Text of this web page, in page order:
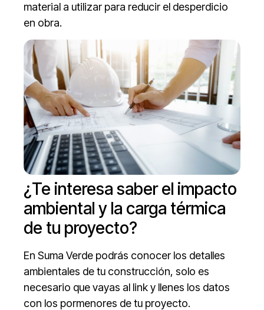
material a utilizar para reducir el desperdicio
en obra.
¿Te interesa saber el impacto
ambiental y la carga térmica
de tu proyecto?
En Suma Verde podrás conocer los detalles
ambientales de tu construcción, solo es
necesario que vayas al link y llenes los datos
con los pormenores de tu proyecto.